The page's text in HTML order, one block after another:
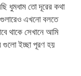
ধুমধাম তো দূরের কথা
গুলারেও এখনো বলতে
থাকে সেখানে আমি
ইচ্ছা পূরণ হয়